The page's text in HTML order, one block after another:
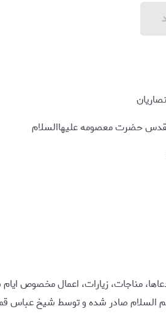
حضرت معصومه علیهاالسلام
مناجات، زیارات، اعمال مخصوص
السلام صادر شده و توسط شیخ عباس